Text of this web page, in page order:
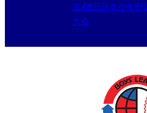
第48回日本少年野
大会